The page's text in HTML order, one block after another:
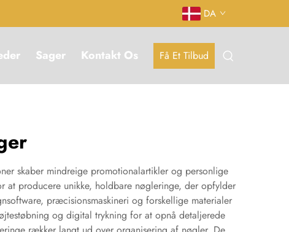
DA
Sager Kontakt Os Få Et Tilbud
skaber mindreige promotionalartikler og personlige
at producere unikke, holdbare nøgleringe, der opfylder
præcisionsmaskineri og forskellige materialer
og digital trykning for at opnå detaljerede